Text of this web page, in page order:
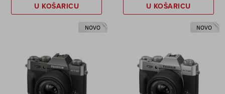
U KOŠARICU U KOŠARICU
NOVO NOVO